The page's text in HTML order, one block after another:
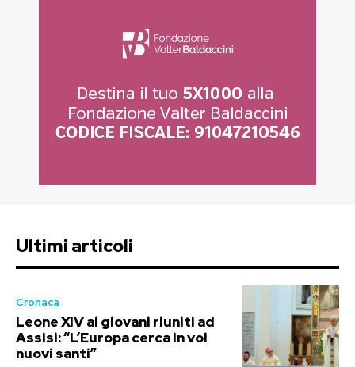
Ultimi articoli
Cronaca
Leone XIV ai giovani riuniti ad
Assisi: “L’Europa cerca in voi
nuovi santi”